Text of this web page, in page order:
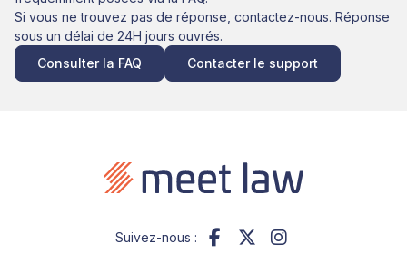
Si vous ne trouvez pas de réponse, contactez-nous. Réponse
sous un délai de 24H jours ouvrés.
Consulter la FAQ
Contacter le support
Suivez-nous :